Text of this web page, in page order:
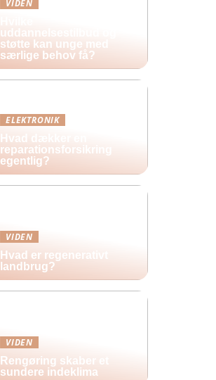
VIDEN
uddannelsestilbud og
støtte kan unge med
særlige behov få?
ELEKTRONIK
Hvad dækker en
reparationsforsikring
egentlig?
VIDEN
Hvad er regenerativt
landbrug?
VIDEN
Rengøring skaber et
sundere indeklima